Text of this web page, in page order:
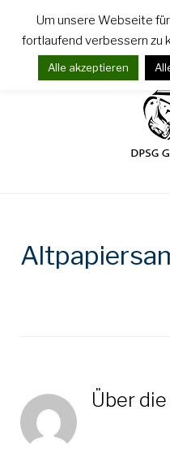
Inhalt
springen
Über die
Um unsere Webseite
fortlaufend verbessern zu
Alle akzeptieren